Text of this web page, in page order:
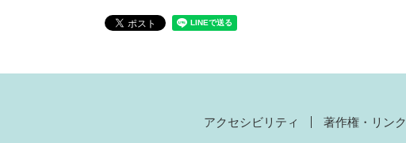
アクセシビリティ 著作権・リンク